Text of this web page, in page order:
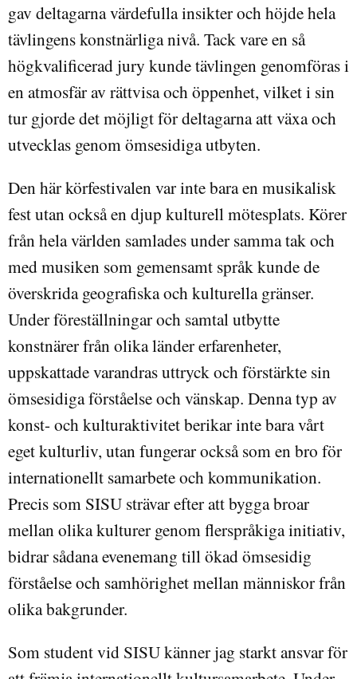
gav deltagarna värdefulla insikter och höjde hela
tävlingens konstnärliga nivå. Tack vare en så
högkvalificerad jury kunde tävlingen genomföras i
en atmosfär av rättvisa och öppenhet, vilket i sin
tur gjorde det möjligt för deltagarna att växa och
utvecklas genom ömsesidiga utbyten.
Den här körfestivalen var inte bara en musikalisk
fest utan också en djup kulturell mötesplats. Körer
från hela världen samlades under samma tak och
med musiken som gemensamt språk kunde de
överskrida geografiska och kulturella gränser.
Under föreställningar och samtal utbytte
konstnärer från olika länder erfarenheter,
uppskattade varandras uttryck och förstärkte sin
ömsesidiga förståelse och vänskap. Denna typ av
konst- och kulturaktivitet berikar inte bara vårt
eget kulturliv, utan fungerar också som en bro för
internationellt samarbete och kommunikation.
Precis som SISU strävar efter att bygga broar
mellan olika kulturer genom flerspråkiga initiativ,
bidrar sådana evenemang till ökad ömsesidig
förståelse och samhörighet mellan människor från
olika bakgrunder.
Som student vid SISU känner jag starkt ansvar för